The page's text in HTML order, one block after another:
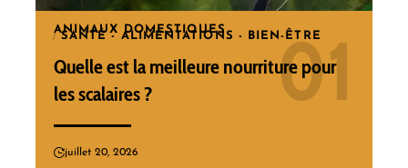
ANIMAUX DOMESTIQUES
SANTÉ - ALIMENTATIONS - BIEN-ÊTRE
Quelle est la meilleure nourriture pour
les scalaires ?
juillet 20, 2026